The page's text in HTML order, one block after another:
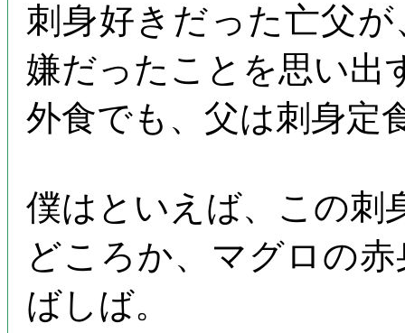
刺身好きだった亡父
嫌だったことを思い出
外食でも、父は刺身定
僕はといえば、この刺
どころか、マグロの
ばしば。